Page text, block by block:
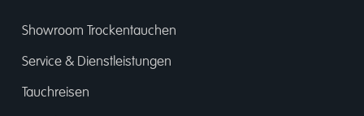
Showroom Trockentauchen
Service & Dienstleistungen
Tauchreisen